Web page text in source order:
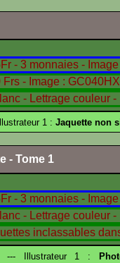
1 : Jaquette non
- Tome 1
--- Illustrateur 1 :